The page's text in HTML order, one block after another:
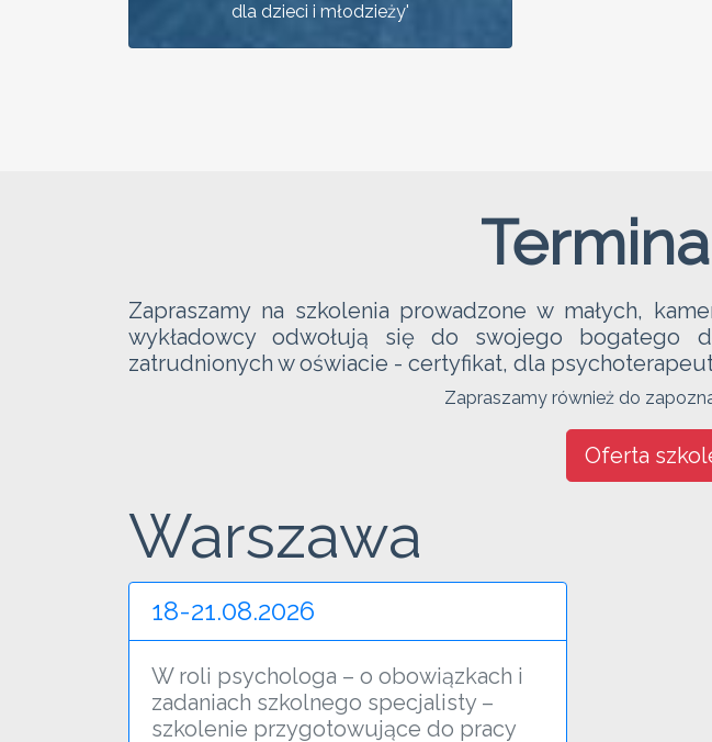
dla dzieci i młodzieży'
Zapraszamy na szkolenia prowadzone w małych,
wykładowcy odwołują się do swojego bogatego
zatrudnionych w oświacie - certyfikat, dla
Zapraszamy również do
Oferta
Warszawa
18-21.08.2026
W roli psychologa – o obowiązkach i
zadaniach szkolnego specjalisty –
szkolenie przygotowujące do pracy